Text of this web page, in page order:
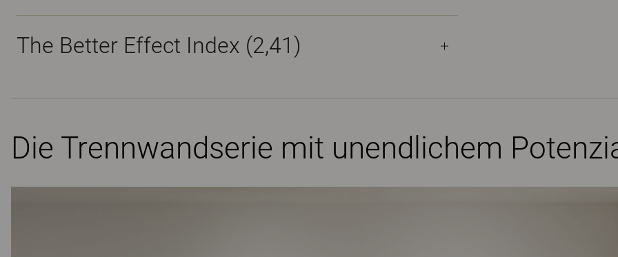
The Better Effect Index (2,41)
Die Trennwandserie mit unendlichem